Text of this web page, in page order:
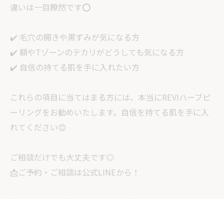
違いは一目瞭然です⭕️
✔️ 毛穴の開きや黒ずみが気になる方
✔️ 額やTゾーンのテカリがどうしても気になる方
✔️ 自信の持てる肌を手に入れたい方
これらの項目に当てはまる方には、本当にREVIハーブピ
ーリングをお勧めいたします。自信を持てる肌を手に入
れてください😊
ご相談だけでも大丈夫です◎
📩ご予約・ご相談は公式LINEから！